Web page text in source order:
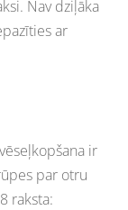
Nav dziļāka
ar
ir
par otru
raksta: